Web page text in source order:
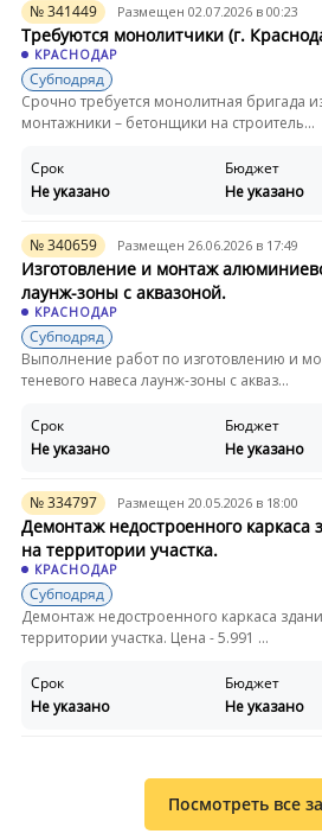
№ 341449 Размещен 02.07.2026 в 00:23
Требуются монолитчики (г.
КРАСНОДАР
Субподряд
Срочно требуется монолитная бригада
монтажники – бетонщики на строитель...
Срок
Не указано
Бюджет
Не указано
№ 340659 Размещен 26.06.2026 в 17:49
Изготовление и монтаж
лаунж-зоны с аквазоной.
КРАСНОДАР
Субподряд
Выполнение работ по изготовлению и
теневого навеса лаунж-зоны с акваз...
Срок
Не указано
Бюджет
Не указано
№ 334797 Размещен 20.05.2026 в 18:00
Демонтаж недостроенного каркаса
на территории участка.
КРАСНОДАР
Субподряд
Демонтаж недостроенного каркаса
территории участка. Цена - 5.991 ...
Срок
Не указано
Бюджет
Не указано
Посмотреть все